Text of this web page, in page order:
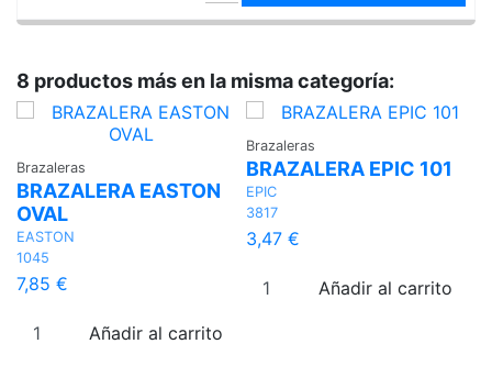
8 productos más en la misma categoría:
Brazaleras
BRAZALERA EASTON
OVAL
EASTON
1045
7,85 €
Añadir al carrito
Brazaleras
BRAZALERA EPIC 101
EPIC
3817
3,47 €
Añadir al carrito